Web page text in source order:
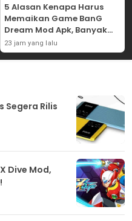
5 Alasan Kenapa Harus
Memaikan Game BanG
Dream Mod Apk, Banyak
Karakter Uniknya Lho!
23 jam yang lalu
Segera Rilis
Dive Mod,